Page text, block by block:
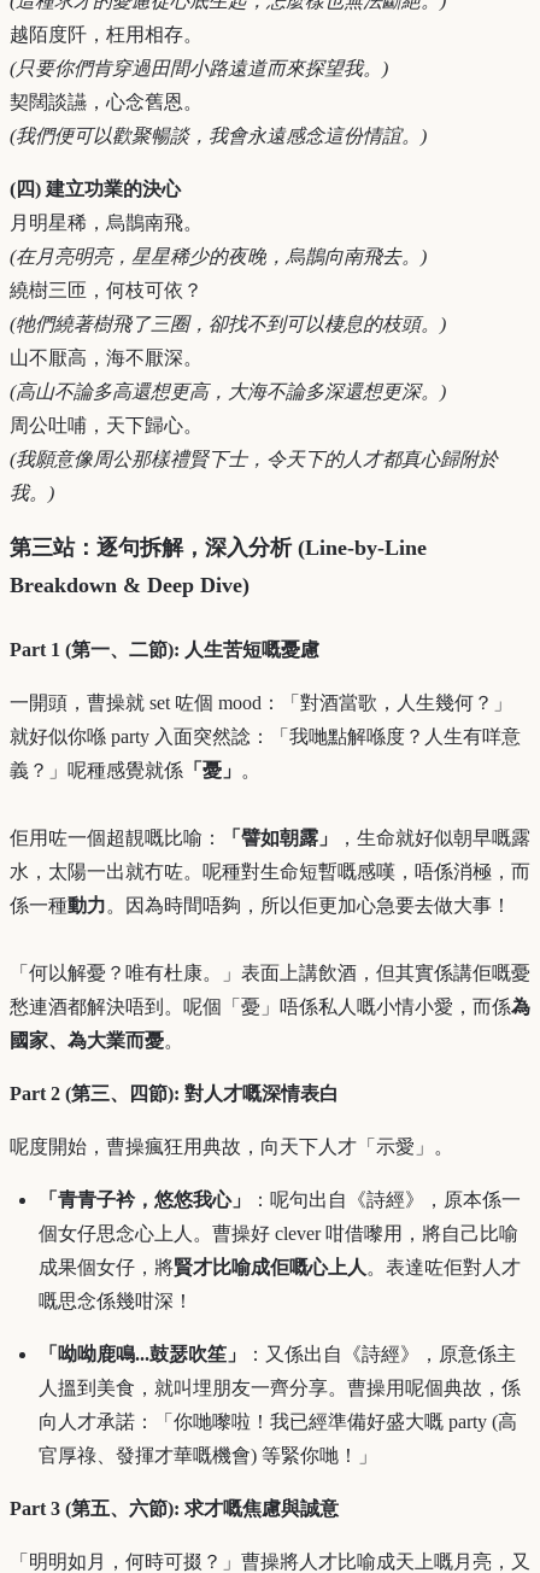
越陌度阡，枉用相存。
(只要你們肯穿過田間小路遠道而來探望我。)
契闊談讌，心念舊恩。
(我們便可以歡聚暢談，我會永遠感念這份情誼。)
(四) 建立功業的決心
月明星稀，烏鵲南飛。
(在月亮明亮，星星稀少的夜晚，烏鵲向南飛去。)
繞樹三匝，何枝可依？
(牠們繞著樹飛了三圈，卻找不到可以棲息的枝頭。)
山不厭高，海不厭深。
(高山不論多高還想更高，大海不論多深還想更深。)
周公吐哺，天下歸心。
(我願意像周公那樣禮賢下士，令天下的人才都真心歸附於
我。)
第三站：逐句拆解，深入分析 (Line-by-Line
Breakdown & Deep Dive)
Part 1 (第一、二節): 人生苦短嘅憂慮
一開頭，曹操就 set 咗個 mood：「對酒當歌，人生幾何？」
就好似你喺 party 入面突然諗：「我哋點解喺度？人生有咩意
義？」呢種感覺就係 「憂」 。
佢用咗一個超靚嘅比喻： 「譬如朝露」
，生命就好似朝早嘅露
水，太陽一出就冇咗。呢種對生命短暫嘅感嘆，唔係消極，而
係一種動力。因為時間唔夠，所以佢更加心急要去做大事！
「何以解憂？唯有杜康。」表面上講飲酒，但其實係講佢嘅憂
愁連酒都解決唔到。呢個「憂」唔係私人嘅小情小愛，而係為
國家、為大業而憂。
Part 2 (第三、四節): 對人才嘅深情表白
呢度開始，曹操瘋狂用典故，向天下人才「示愛」。
「青青子衿，悠悠我心」
：呢句出自《詩經》，原本係一
個女仔思念心上人。曹操好 clever 咁借嚟用，將自己比喻
成果個女仔，將賢才比喻成佢嘅心上人 。表達咗佢對人才
嘅思念係幾咁深！
「呦呦鹿鳴...鼓瑟吹笙」
：又係出自《詩經》，原意係主
人搵到美食，就叫埋朋友一齊分享。曹操用呢個典故，係
向人才承諾：「你哋嚟啦！我已經準備好盛大嘅 party (高
官厚祿、發揮才華嘅機會) 等緊你哋！」
Part 3 (第五、六節): 求才嘅焦慮與誠意
「明明如月，何時可掇？」曹操將人才比喻成天上嘅月亮，又